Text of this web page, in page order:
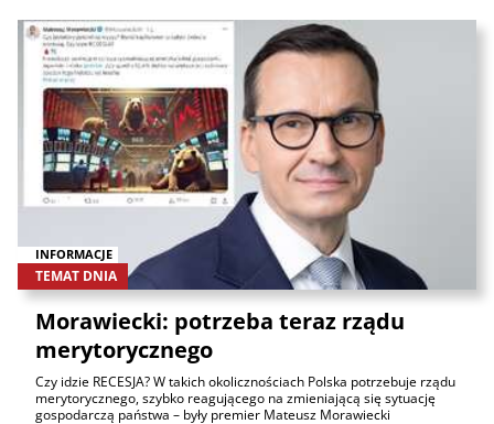
INFORMACJE
TEMAT DNIA
Morawiecki: potrzeba teraz rządu
merytorycznego
Czy idzie RECESJA? W takich okolicznościach Polska potrzebuje rządu
merytorycznego, szybko reagującego na zmieniającą się sytuację
gospodarczą państwa – były premier Mateusz Morawiecki